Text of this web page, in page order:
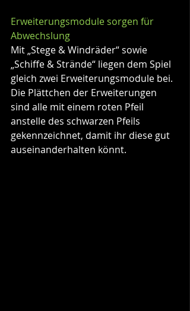
Erweiterungsmodule sorgen für
Abwechslung
Mit „Stege & Windräder“ sowie
„Schiffe & Strände“ liegen dem Spiel
gleich zwei Erweiterungsmodule bei.
Die Plättchen der Erweiterungen
sind alle mit einem roten Pfeil
anstelle des schwarzen Pfeils
gekennzeichnet, damit ihr diese gut
auseinanderhalten könnt.